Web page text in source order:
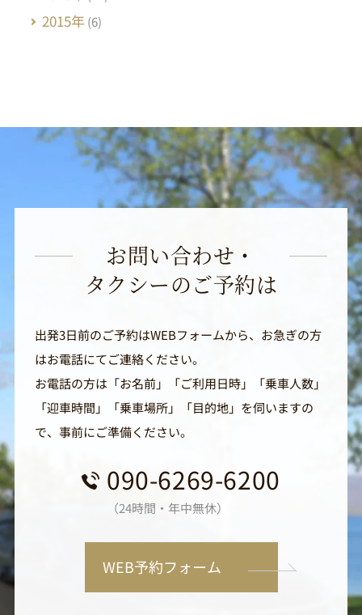
2015年(6)
お問い合わせ・
タクシーのご予約は
出発3日前のご予約はWEBフォームから、お急ぎの方
はお電話にてご連絡ください。
お電話の方は「お名前」「ご利用日時」「乗車人数」
「迎車時間」「乗車場所」「目的地」を伺いますの
で、事前にご準備ください。
090-6269-6200
（24時間・年中無休）
WEB予約フォーム